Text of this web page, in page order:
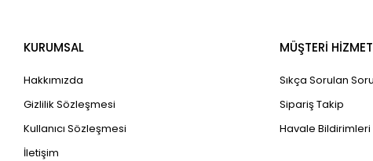
KURUMSAL
Hakkımızda
Gizlilik Sözleşmesi
Kullanıcı Sözleşmesi
İletişim
MÜŞTERİ
Sıkça Sorulan
Sipariş Takip
Havale Bildirimleri